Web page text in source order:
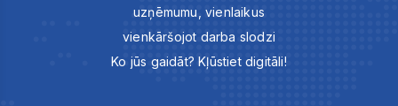
uzņēmumu, vienlaikus
vienkāršojot darba slodzi
Ko jūs gaidāt? Kļūstiet digitāli!